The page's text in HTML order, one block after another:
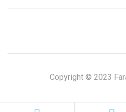
Copyright © 2023